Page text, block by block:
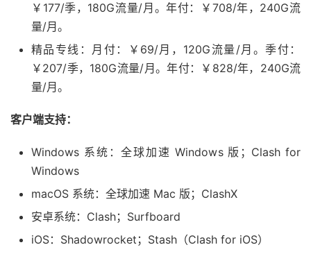
￥177/季，180G流量/月。年付：￥708/年，240G流
量/月。
精品专线：月付：￥69/月，120G流量/月。季付：
￥207/季，180G流量/月。年付：￥828/年，240G流
量/月。
客户端支持：
Windows 系统：全球加速 Windows 版；Clash for
Windows
macOS 系统：全球加速 Mac 版；ClashX
安卓系统：Clash；Surfboard
iOS：Shadowrocket；Stash（Clash for iOS）